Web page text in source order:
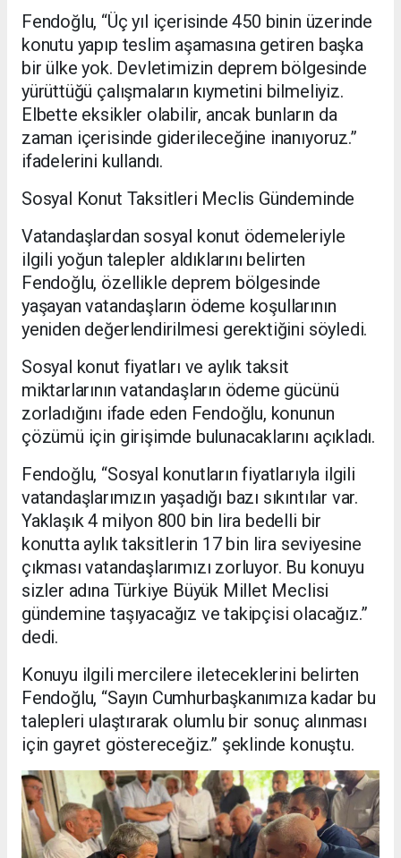
Fendoğlu, “Üç yıl içerisinde 450 binin üzerinde
konutu yapıp teslim aşamasına getiren başka
bir ülke yok. Devletimizin deprem bölgesinde
yürüttüğü çalışmaların kıymetini bilmeliyiz.
Elbette eksikler olabilir, ancak bunların da
zaman içerisinde giderileceğine inanıyoruz.”
ifadelerini kullandı.
Sosyal Konut Taksitleri Meclis Gündeminde
Vatandaşlardan sosyal konut ödemeleriyle
ilgili yoğun talepler aldıklarını belirten
Fendoğlu, özellikle deprem bölgesinde
yaşayan vatandaşların ödeme koşullarının
yeniden değerlendirilmesi gerektiğini söyledi.
Sosyal konut fiyatları ve aylık taksit
miktarlarının vatandaşların ödeme gücünü
zorladığını ifade eden Fendoğlu, konunun
çözümü için girişimde bulunacaklarını açıkladı.
Fendoğlu, “Sosyal konutların fiyatlarıyla ilgili
vatandaşlarımızın yaşadığı bazı sıkıntılar var.
Yaklaşık 4 milyon 800 bin lira bedelli bir
konutta aylık taksitlerin 17 bin lira seviyesine
çıkması vatandaşlarımızı zorluyor. Bu konuyu
sizler adına Türkiye Büyük Millet Meclisi
gündemine taşıyacağız ve takipçisi olacağız.”
dedi.
Konuyu ilgili mercilere ileteceklerini belirten
Fendoğlu, “Sayın Cumhurbaşkanımıza kadar bu
talepleri ulaştırarak olumlu bir sonuç alınması
için gayret göstereceğiz.” şeklinde konuştu.